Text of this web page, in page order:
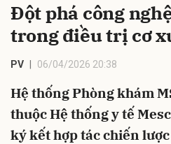
Đột phá công
trong điều trị cơ
PV 06/04/2026 20:38
Hệ thống Phòng khám
thuộc Hệ thống y tế
ký kết hợp tác chiến